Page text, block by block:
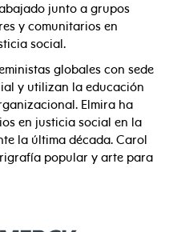
junto a grupos
y comunitarios en
social.
globales con sede
y utilizan la educación
Elmira ha
en justicia social en la
la última década. Carol
popular y arte para